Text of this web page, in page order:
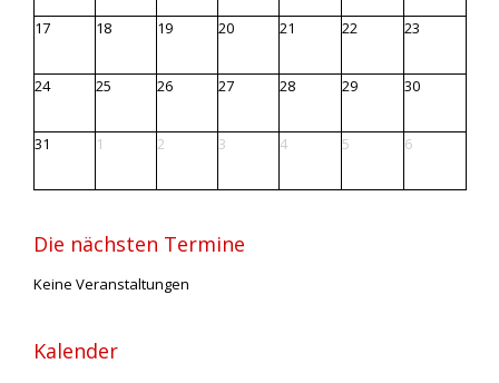
17 18 19 20 21 22 23
24 25 26 27 28 29 30
31 1 2 3 4 5 6
Die nächsten Termine
Keine Veranstaltungen
Kalender